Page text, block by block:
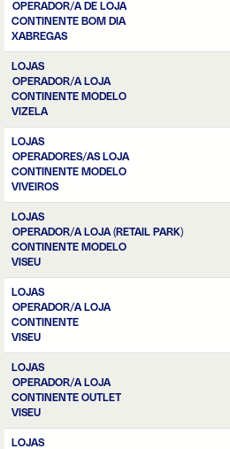
OPERADOR/A DE LOJA
CONTINENTE BOM DIA
XABREGAS
LOJAS
OPERADOR/A LOJA
CONTINENTE MODELO
VIZELA
LOJAS
OPERADORES/AS LOJA
CONTINENTE MODELO
VIVEIROS
LOJAS
OPERADOR/A LOJA (RETAIL PARK)
CONTINENTE MODELO
VISEU
LOJAS
OPERADOR/A LOJA
CONTINENTE
VISEU
LOJAS
OPERADOR/A LOJA
CONTINENTE OUTLET
VISEU
LOJAS